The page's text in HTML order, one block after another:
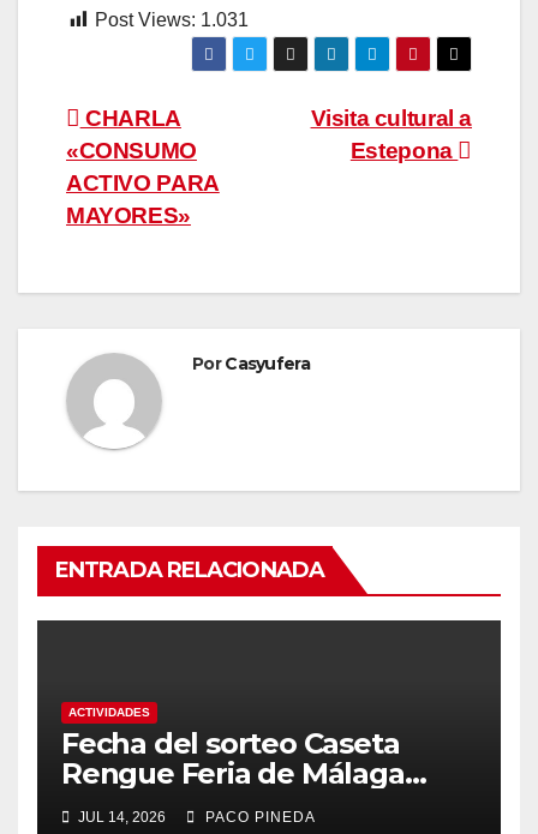
Post Views: 1.031
Navegación
de
entradas
Visita cultural a
Estepona
CHARLA
«CONSUMO
ACTIVO PARA
MAYORES»
PorCasyufera
ENTRADA RELACIONADA
ACTIVIDADES
Fecha del sorteo Caseta
Rengue Feria de Málaga
2026
JUL 14, 2026 PACO PINEDA